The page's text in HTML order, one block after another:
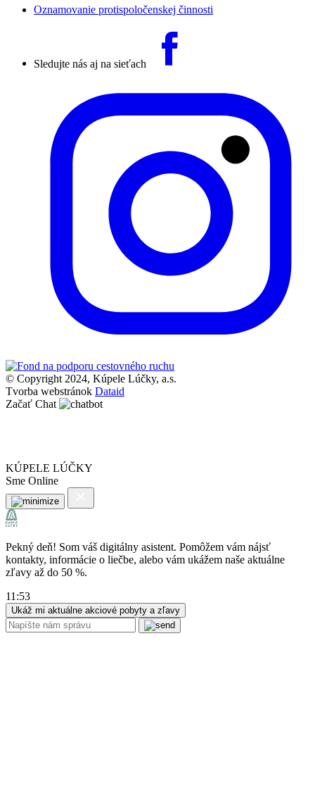
Oznamovanie protispoločenskej činnosti
Sledujte nás aj na sieťach
© Copyright 2024, Kúpele Lúčky, a.s.
Tvorba webstránok Dataid
Začať Chat
KÚPELE LÚČKY
Sme Online
Pekný deň! Som váš digitálny asistent. Pomôžem vám nájsť
kontakty, informácie o liečbe, alebo vám ukážem naše aktuálne
zľavy až do 50 %.
11:53
Ukáž mi aktuálne akciové pobyty a zľavy